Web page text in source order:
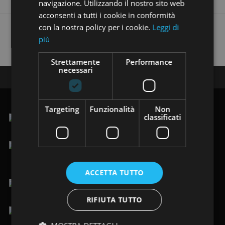
Trovi i nostri annunci anche su:
.Via Vittorio Veneto 123/125, 19124 La Spezia (SP)
+39 0187 484949 +39 366 8205088
info@immobiliarelafenice-sp.it
navigazione. Utilizzando il nostro sito web
acconsenti a tutti i cookie in conformità
con la nostra policy per i cookie. Leggi di
più
Strettamente
necessari
Performance
Targeting Funzionalità
Non
classificati
ACCETTA TUTTO
RIFIUTA TUTTO